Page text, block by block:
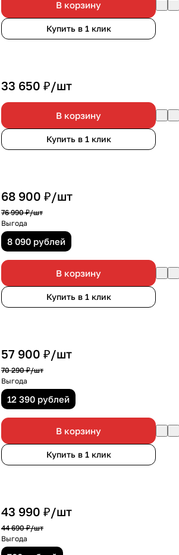
В корзину
Купить в 1 клик
33 650 ₽/шт
В корзину
Купить в 1 клик
68 900 ₽/шт
76 990 ₽/шт
Выгода
8 090 рублей
В корзину
Купить в 1 клик
57 900 ₽/шт
70 290 ₽/шт
Выгода
12 390 рублей
В корзину
Купить в 1 клик
43 990 ₽/шт
44 690 ₽/шт
Выгода